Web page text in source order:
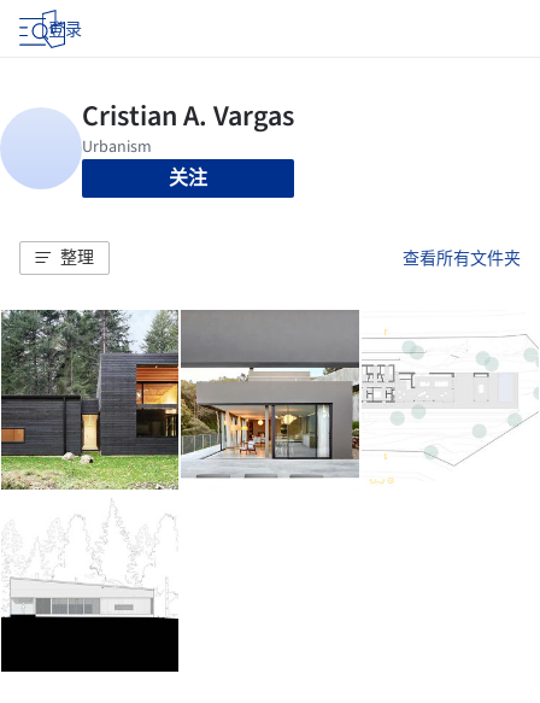
登录
关注
整理 查看所有文件夹